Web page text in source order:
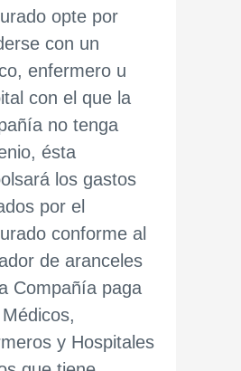
opte por
con un
enfermero u
con el que la
no tenga
ésta
los gastos
por el
conforme al
de aranceles
Compañía paga
y Hospitales